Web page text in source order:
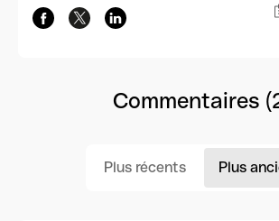
Commentaires
Plus récents Plus